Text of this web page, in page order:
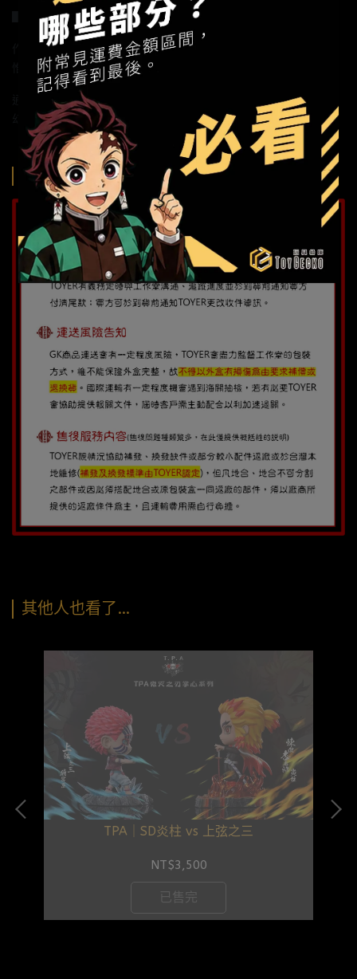
▋作品說明：
作品以蒸汽朋克風格元素為主，將各種動物形象以擬人化的手法，
惟妙惟肖的展示出來，每件作品背後都有一個有趣的故事。
通過作品也表達了鐮田光司先生對生活的熱愛，充滿了浪漫，夢
幻，情趣。
購買須知
其他人也看了…
TPA｜SD炎柱 vs 上弦之三
NT$3,500
已售完